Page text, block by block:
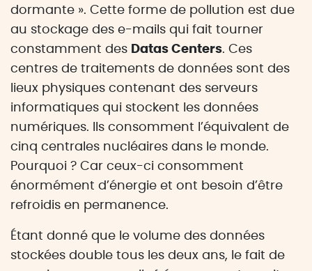
dormante ». Cette forme de pollution est due
au stockage des e-mails qui fait tourner
constamment des Datas Centers. Ces
centres de traitements de données sont des
lieux physiques contenant des serveurs
informatiques qui stockent les données
numériques. Ils consomment l’équivalent de
cinq centrales nucléaires dans le monde.
Pourquoi ? Car ceux-ci consomment
énormément d’énergie et ont besoin d’être
refroidis en permanence.
Étant donné que le volume des données
stockées double tous les deux ans, le fait de